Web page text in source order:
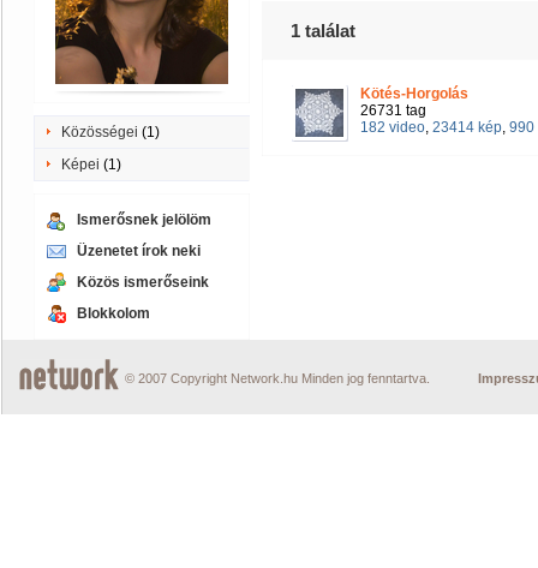
Közösségei (1)
Képei (1)
Ismerősnek jelölöm
Üzenetet írok neki
Közös ismerőseink
Blokkolom
1 találat
Kötés-Horgolás
26731 tag
182 video, 23414 kép, 990
© 2007 Copyright Network.hu Minden jog fenntartva.